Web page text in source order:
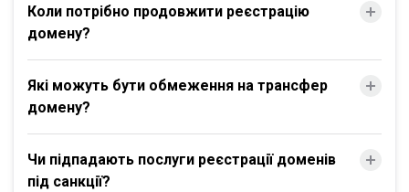
Коли потрібно продовжити реєстрацію
домену?
Які можуть бути обмеження на трансфер
домену?
Чи підпадають послуги реєстрації доменів
під санкції?